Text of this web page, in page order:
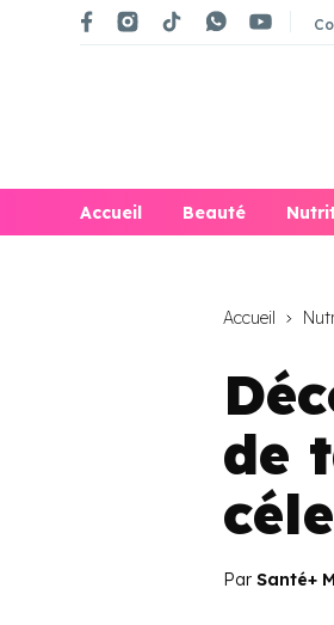
Accueil Beauté
Accueil
de
Par Santé+